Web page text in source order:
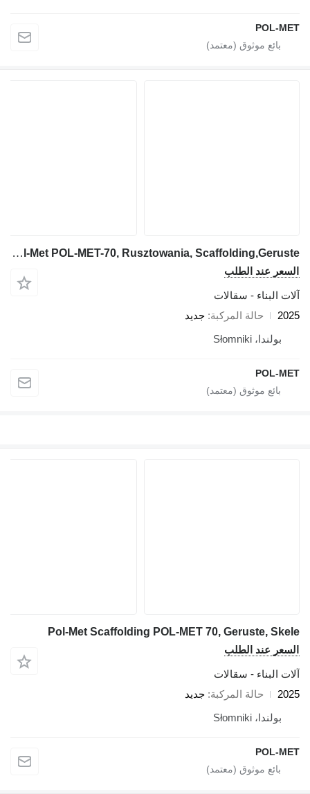
POL-MET
Pol-Met POL-MET-70, Rusztowania, Scaffolding,Geruste
السعر عند الطلب
آلات البناء - سقالات
2025
حالة المركبة جديد
بولندا، Słomniki
POL-MET
Pol-Met Scaffolding POL-MET 70, Geruste, Skele
السعر عند الطلب
آلات البناء - سقالات
2025
حالة المركبة جديد
بولندا، Słomniki
POL-MET